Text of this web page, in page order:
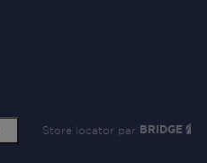
Store locator par BRIDGE